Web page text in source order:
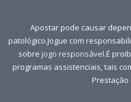
Apostar pode causar
patológico.Jogue com
sobre jogo responsável.É
programas assistenciais, tais
Prestação